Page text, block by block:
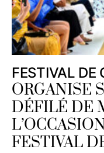
FESTIVAL
ORGANISE
DÉFILÉ DE
FESTIVAL